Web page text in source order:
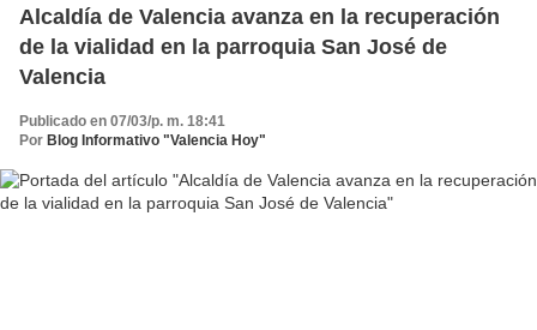
Alcaldía de Valencia avanza en la recuperación
de la vialidad en la parroquia San José de
Valencia
Publicado en 07/03/p. m. 18:41
Por Blog Informativo "Valencia Hoy"